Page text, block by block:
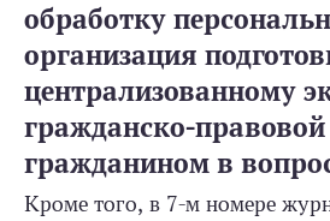
обработку
организация
централизованному
гражданско-правовой
гражданином в
Кроме того, в 7-м номере